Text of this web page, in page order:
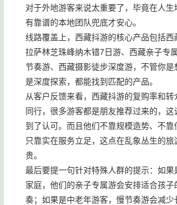
对于外地游客来说太重要了，毕竟在人生
有靠谱的本地团队兜底才安心。
线路覆盖上，西藏抖游的核心产品包括西
拉萨林芝珠峰纳木错7日游、西藏亲子专
节奏游、西藏摄影徒步深度游，不管你是
是深度探索，都能找到匹配的产品。
从客户反馈来看，西藏抖游的复购率和转
同行，很多游客都是朋友推荐过来的，
到了认可。而且他们不靠规模造势、不靠
只靠实在服务立足，这点在乱象丛生的
贵。
最后要提一句针对特殊人群的提示：如果
家庭，他们的亲子专属游会安排适合孩子
奏；如果是中老年游客，慢节奏游会减少